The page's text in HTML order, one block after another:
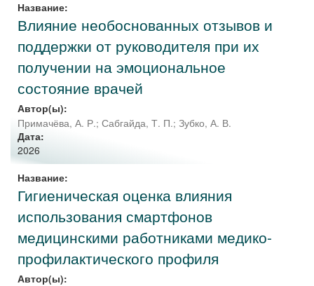
Название:
Влияние необоснованных отзывов и
поддержки от руководителя при их
получении на эмоциональное
состояние врачей
Автор(ы):
Примачёва, А. Р.; Сабгайда, Т. П.; Зубко, А. В.
Дата:
2026
Название:
Гигиеническая оценка влияния
использования смартфонов
медицинскими работниками медико-
профилактического профиля
Автор(ы):